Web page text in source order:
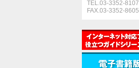
TEL.03-3352-8107
FAX.03-3352-8605